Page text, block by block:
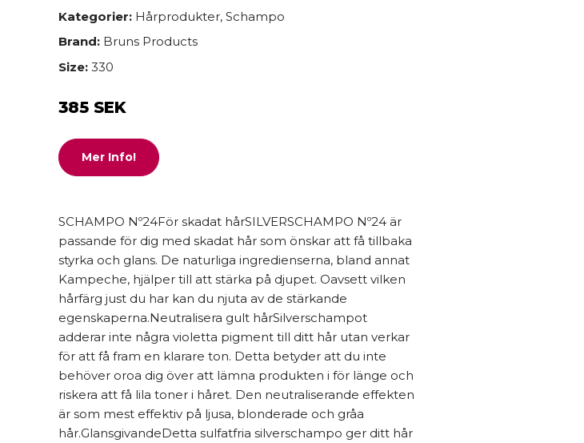
Kategorier: Hårprodukter, Schampo
Brand: Bruns Products
Size: 330
385 SEK
Mer Info!
SCHAMPO Nº24För skadat hårSILVERSCHAMPO Nº24 är
passande för dig med skadat hår som önskar att få tillbaka
styrka och glans. De naturliga ingredienserna, bland annat
Kampeche, hjälper till att stärka på djupet. Oavsett vilken
hårfärg just du har kan du njuta av de stärkande
egenskaperna.Neutralisera gult hårSilverschampot
adderar inte några violetta pigment till ditt hår utan verkar
för att få fram en klarare ton. Detta betyder att du inte
behöver oroa dig över att lämna produkten i för länge och
riskera att få lila toner i håret. Den neutraliserande effekten
är som mest effektiv på ljusa, blonderade och gråa
hår.GlansgivandeDetta sulfatfria silverschampo ger ditt hår